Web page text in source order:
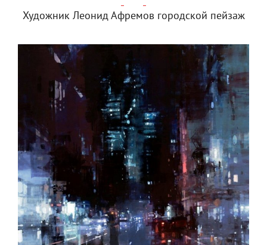
Художник Леонид Афремов городской пейзаж